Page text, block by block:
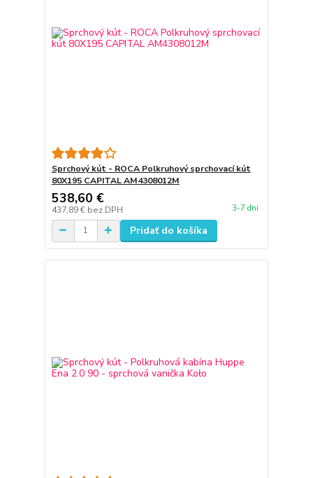
Sprchový kút - ROCA Polkruhový sprchovací kút
80X195 CAPITAL AM4308012M
538,60 €
437,89 € bez DPH 3-7 dni
Pridať do košíka